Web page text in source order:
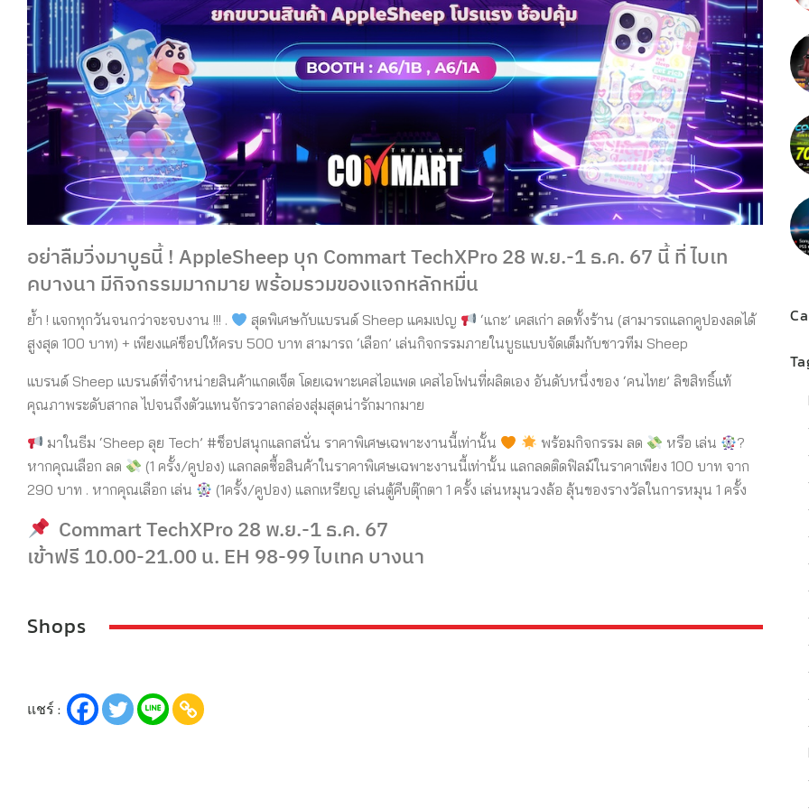
อย่าลืมวิ่งมาบูธนี้ ! AppleSheep บุก Commart TechXPro 28 พ.ย.-1 ธ.ค. 67 นี้ ที่ ไบเท
คบางนา มีกิจกรรมมากมาย พร้อมรวมของแจกหลักหมื่น
ย้ำ ! แจกทุกวันจนกว่าจะจบงาน !!! . สุดพิเศษกับแบรนด์ Sheep แคมเปญ
‘แกะ’ เคสเก่า ลดทั้งร้าน (สามารถแลกคูปองลดได้
สูงสุด 100 บาท) + เพียงแค่ช็อปให้ครบ 500 บาท สามารถ ‘เลือก’ เล่นกิจกรรมภายในบูธแบบจัดเต็มกับชาวทีม Sheep
แบรนด์ Sheep แบรนด์ที่จำหน่ายสินค้าแกดเจ็ต โดยเฉพาะเคสไอแพด เคสไอโฟนที่ผลิตเอง อันดับหนึ่งของ ‘คนไทย’ ลิขสิทธิ์แท้
คุณภาพระดับสากล ไปจนถึงตัวแทนจักรวาลกล่องสุ่มสุดน่ารักมากมาย
มาในธีม ‘Sheep ลุย Tech’ #ช็อปสนุกแลกสนั่น ราคาพิเศษเฉพาะงานนี้เท่านั้น พร้อมกิจกรรม ลด หรือ เล่น
?
หากคุณเลือก ลด
(1 ครั้ง/คูปอง) แลกลดซื้อสินค้าในราคาพิเศษเฉพาะงานนี้เท่านั้น แลกลดติดฟิลม์ในราคาเพียง 100 บาท จาก
290 บาท . หากคุณเลือก เล่น
(1ครั้ง/คูปอง) แลกเหรียญ เล่นตู้คีบตุ๊กตา 1 ครั้ง เล่นหมุนวงล้อ ลุ้นของรางวัลในการหมุน 1 ครั้ง
Commart TechXPro 28 พ.ย.-1 ธ.ค. 67
เข้าฟรี 10.00-21.00 น. EH 98-99 ไบเทค บางนา
Shops
แชร์ :